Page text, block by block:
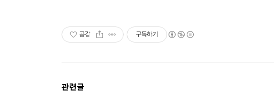
공감 구독하기
관련글